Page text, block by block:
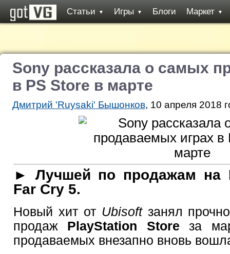
Статьи ▼ Игры ▼ Блоги Маркет ▼
Sony рассказала о самых
в PS Store в марте
Дмитрий 'Ruysaki' Бышонков, 10 апреля 2018
► Лучшей по продажам на
Far Cry 5.
Новый хит от Ubisoftзанял
продаж PlayStation Store за
продаваемых внезапно вновь